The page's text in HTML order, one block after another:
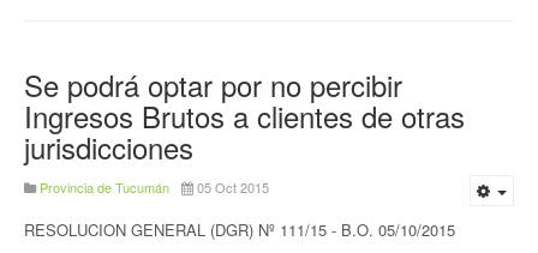
Se podrá optar por no percibir
Ingresos Brutos a clientes de otras
jurisdicciones
Provincia de Tucumán 05 Oct 2015
RESOLUCION GENERAL (DGR) Nº 111/15 - B.O. 05/10/2015